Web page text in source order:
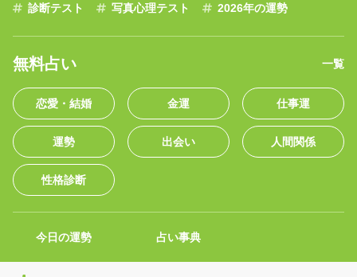
診断テスト 写真心理テスト 2026年の運勢
無料占い 一覧
恋愛・結婚 金運 仕事運
運勢 出会い 人間関係
性格診断
今日の運勢 占い事典